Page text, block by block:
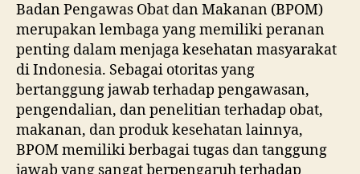
Badan Pengawas Obat dan Makanan (BPOM)
merupakan lembaga yang memiliki peranan
penting dalam menjaga kesehatan masyarakat
di Indonesia. Sebagai otoritas yang
bertanggung jawab terhadap pengawasan,
pengendalian, dan penelitian terhadap obat,
makanan, dan produk kesehatan lainnya,
BPOM memiliki berbagai tugas dan tanggung